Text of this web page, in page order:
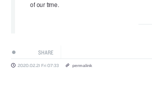
of our time.
SHARE
2020.02.21 Fri 07:33 permalink